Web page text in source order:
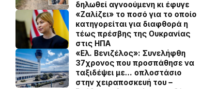
δηλωθεί αγνοούμενη κι έφυγε
«Ζαλίζει» το ποσό για το οποίο
κατηγορείται για διαφθορά η
τέως πρέσβης της Ουκρανίας
στις ΗΠΑ
«Ελ. Βενιζέλος»: Συνελήφθη
37χρονος που προσπάθησε να
ταξιδέψει με… οπλοστάσιο
στην χειραποσκευή του –